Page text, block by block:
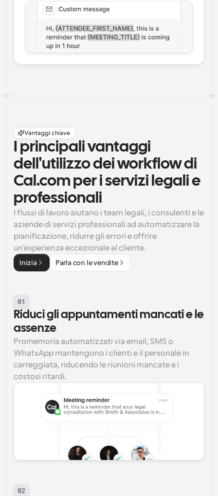
Vantaggi chiave
I principali vantaggi
dell'utilizzo dei workflow di
Cal.com per i servizi legali e
professionali
I flussi di lavoro aiutano i team legali, i consulenti e le
aziende di servizi professionali ad automatizzare la
pianificazione, ridurre gli errori e offrire
un'esperienza eccezionale al cliente.
Inizia Parla con le vendite
01
Riduci gli appuntamenti mancati e le
assenze
Promemoria automatizzati via email, SMS o
WhatsApp mantengono i clienti e il personale in
carreggiata, riducendo le riunioni mancate e i
costosi ritardi.
02